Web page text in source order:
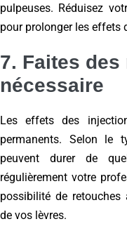
pulpeuses. Réduisez
pour prolonger les effets
7. Faites
nécessaire
Les effets des
permanents. Selon le
peuvent durer de
régulièrement votre
possibilité de retouches
de vos lèvres.